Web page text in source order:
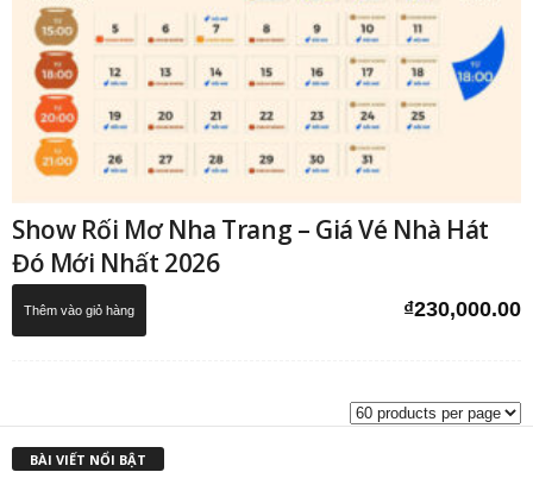
Show Rối Mơ Nha Trang – Giá Vé Nhà Hát
Đó Mới Nhất 2026
₫230,000.00
Thêm vào giỏ hàng
BÀI VIẾT NỔI BẬT